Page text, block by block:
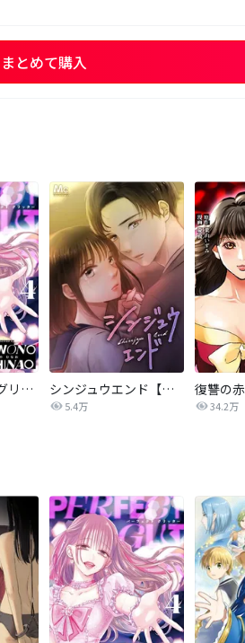
まとめて購入
パーフェクトグリッター シンジュウエンド【タテヨミ】
5.4万 34.2万